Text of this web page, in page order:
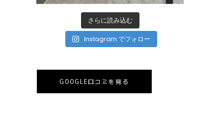
さらに読み込む
Instagram でフォロー
GOOGLE口コミを見る